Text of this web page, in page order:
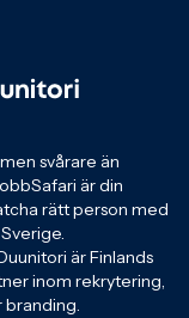
svårare än
är din
rätt person med
är Finlands
inom rekrytering,